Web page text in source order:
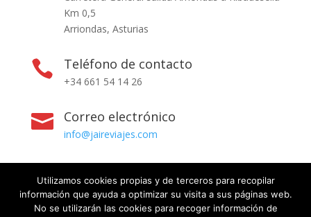
Km 0,5
Arriondas, Asturias
 Teléfono de contacto
+34 661 54 14 26
 Correo electrónico
info@jaireviajes.com
Utilizamos cookies propias y de terceros para recopilar
información que ayuda a optimizar su visita a sus páginas web.
No se utilizarán las cookies para recoger información de